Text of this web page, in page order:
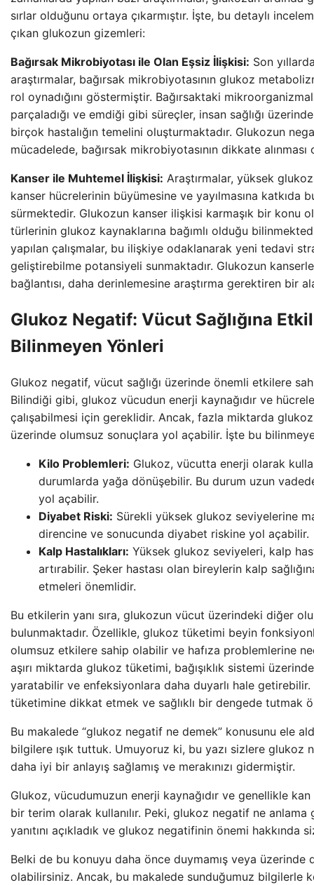
sırlar olduğunu ortaya çıkarmıştır. İşte, bu detaylı
çıkan glukozun gizemleri:
Bağırsak Mikrobiyotası ile Olan Eşsiz İlişkisi: Son
araştırmalar, bağırsak mikrobiyotasının glukoz
rol oynadığını göstermiştir. Bağırsaktaki
parçaladığı ve emdiği gibi süreçler, insan sağlığı
birçok hastalığın temelini oluşturmaktadır. Glukozun
mücadelede, bağırsak mikrobiyotasının dikkate
Kanser ile Muhtemel İlişkisi: Araştırmalar, yüksek
kanser hücrelerinin büyümesine ve yayılmasına katkıda
sürmektedir. Glukozun kanser ilişkisi karmaşık bir konu
türlerinin glukoz kaynaklarına bağımlı olduğu
yapılan çalışmalar, bu ilişkiye odaklanarak yeni tedavi
geliştirebilme potansiyeli sunmaktadır. Glukozun
bağlantısı, daha derinlemesine araştırma gerektiren bir
Glukoz Negatif: Vücut Sağlığına
Bilinmeyen Yönleri
Glukoz negatif, vücut sağlığı üzerinde önemli etkilere
Bilindiği gibi, glukoz vücudun enerji kaynağıdır ve
çalışabilmesi için gereklidir. Ancak, fazla miktarda
üzerinde olumsuz sonuçlara yol açabilir. İşte bu
Kilo Problemleri: Glukoz, vücutta enerji olarak
durumlarda yağa dönüşebilir. Bu durum uzun
yol açabilir.
Diyabet Riski: Sürekli yüksek glukoz seviyelerine
direncine ve sonucunda diyabet riskine yol açabilir.
Kalp Hastalıkları: Yüksek glukoz seviyeleri, kalp
artırabilir. Şeker hastası olan bireylerin kalp
etmeleri önemlidir.
Bu etkilerin yanı sıra, glukozun vücut üzerindeki diğer
bulunmaktadır. Özellikle, glukoz tüketimi beyin
olumsuz etkilere sahip olabilir ve hafıza problemlerine
aşırı miktarda glukoz tüketimi, bağışıklık sistemi
yaratabilir ve enfeksiyonlara daha duyarlı hale
tüketimine dikkat etmek ve sağlıklı bir dengede tutmak
Bu makalede “glukoz negatif ne demek” konusunu ele
bilgilere ışık tuttuk. Umuyoruz ki, bu yazı sizlere glukoz
daha iyi bir anlayış sağlamış ve merakınızı gidermiştir.
Glukoz, vücudumuzun enerji kaynağıdır ve genellikle
bir terim olarak kullanılır. Peki, glukoz negatif ne anlama
yanıtını açıkladık ve glukoz negatifinin önemi hakkında
Belki de bu konuyu daha önce duymamış veya üzerinde
olabilirsiniz. Ancak, bu makalede sunduğumuz bilgilerle